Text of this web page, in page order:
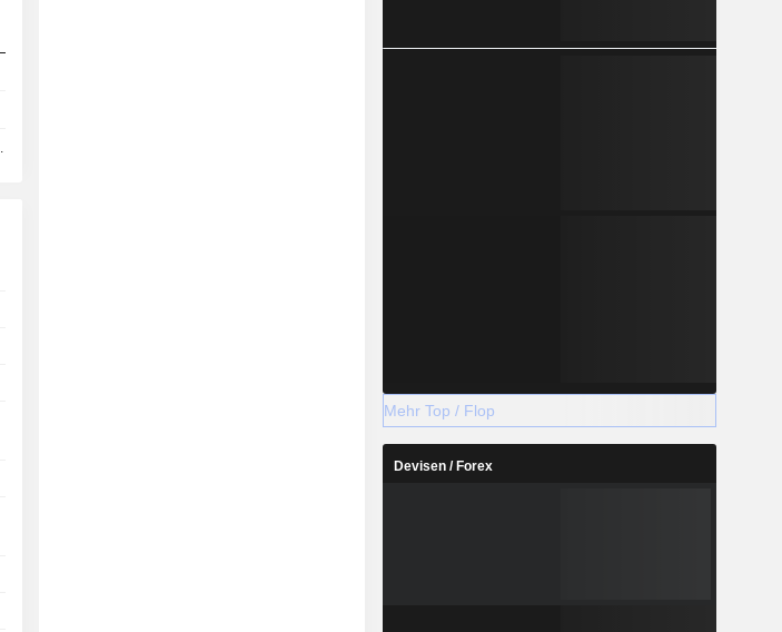
Mehr Top / Flop
Devisen / Forex